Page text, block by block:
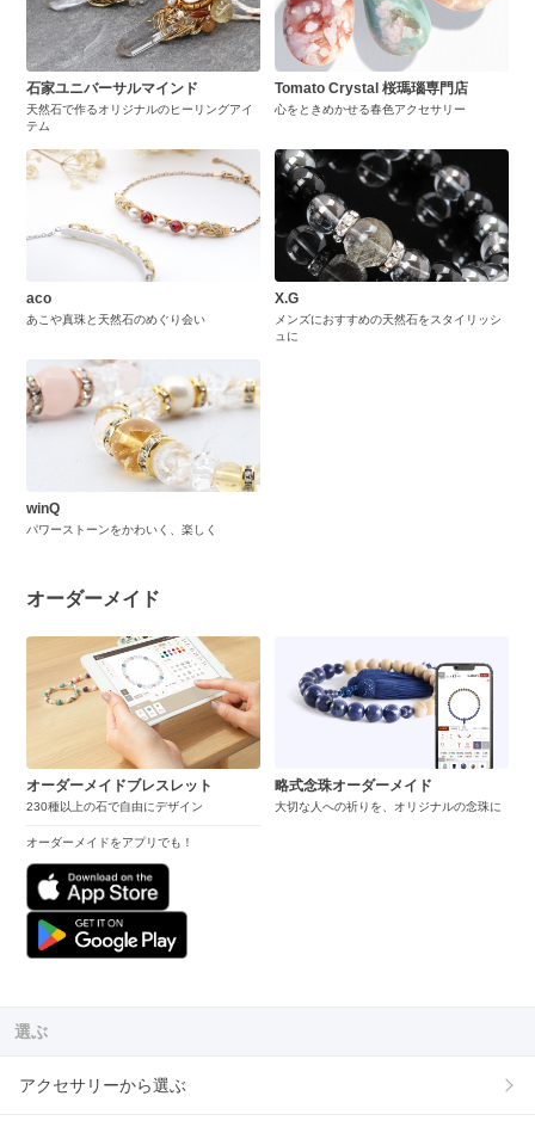
石家ユニバーサルマインド
天然石で作るオリジナルのヒーリングアイ
テム
Tomato Crystal 桜瑪瑙専門店
心をときめかせる春色アクセサリー
aco
あこや真珠と天然石のめぐり会い
X.G
メンズにおすすめの天然石をスタイリッシ
ュに
winQ
パワーストーンをかわいく、楽しく
オーダーメイド
オーダーメイドブレスレット
230種以上の石で自由にデザイン
オーダーメイドをアプリでも！
略式念珠オーダーメイド
大切な人への祈りを、オリジナルの念珠に
選ぶ
アクセサリーから選ぶ